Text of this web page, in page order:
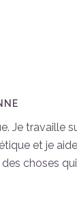
Je travaille
et je
choses